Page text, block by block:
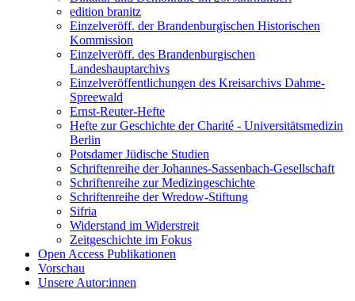
edition branitz
Einzelveröff. der Brandenburgischen Historischen
Kommission
Einzelveröff. des Brandenburgischen
Landeshauptarchivs
Einzelveröffentlichungen des Kreisarchivs Dahme-
Spreewald
Ernst-Reuter-Hefte
Hefte zur Geschichte der Charité - Universitätsmedizin
Berlin
Potsdamer Jüdische Studien
Schriftenreihe der Johannes-Sassenbach-Gesellschaft
Schriftenreihe zur Medizingeschichte
Schriftenreihe der Wredow-Stiftung
Sifria
Widerstand im Widerstreit
Zeitgeschichte im Fokus
Open Access Publikationen
Vorschau
Unsere Autor:innen